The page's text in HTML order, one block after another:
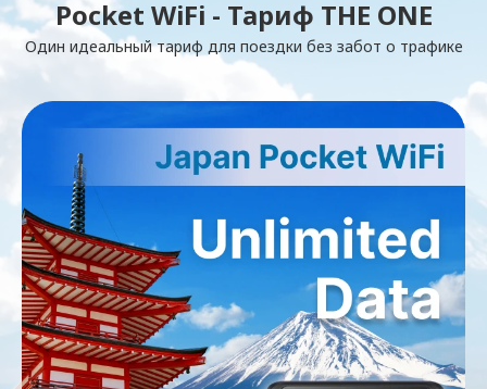
Pocket WiFi - Тариф THE ONE
Один идеальный тариф для поездки без забот о трафике